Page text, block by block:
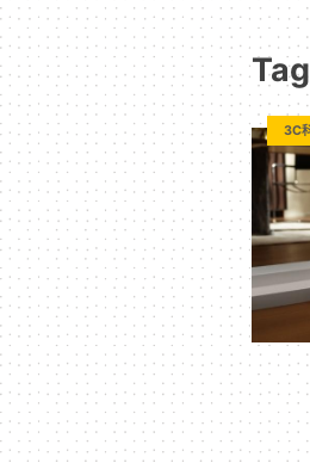
動
漫
二
次
元
｜
3C
3C